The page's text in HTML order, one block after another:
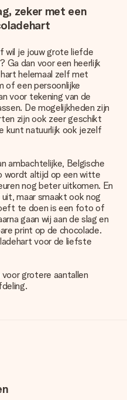
zeker met een
wil je jouw grote liefde
Ga dan voor een heerlijk
helemaal zelf met
of een persoonlijke
voor tekening van de
De mogelijkheden zijn
zijn ook zeer geschikt
kunt natuurlijk ook jezelf
ambachtelijke, Belgische
wordt altijd op een witte
nog beter uitkomen. En
maar smaakt ook nog
te doen is een foto of
gaan wij aan de slag en
print op de chocolade.
voor de liefste
grotere aantallen